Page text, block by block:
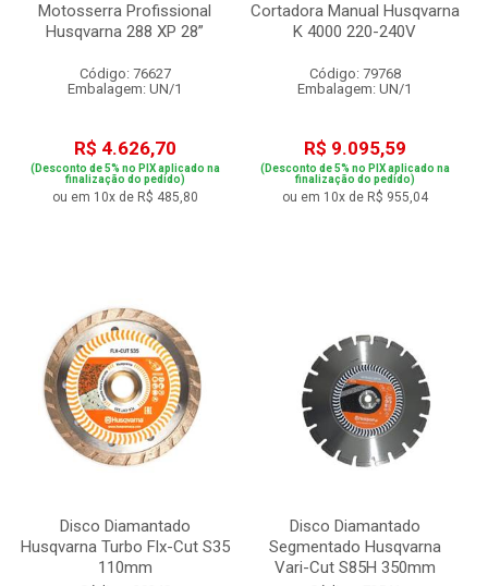
Motosserra Profissional
Husqvarna 288 XP 28”
Código: 76627
Embalagem: UN/1
R$ 4.626,70
(Desconto de 5% no PIX aplicado na
finalização do pedido)
ou em 10x de R$ 485,80
Cortadora Manual Husqvarna
K 4000 220-240V
Código: 79768
Embalagem: UN/1
R$ 9.095,59
(Desconto de 5% no PIX aplicado na
finalização do pedido)
ou em 10x de R$ 955,04
Disco Diamantado
Husqvarna Turbo Flx-Cut S35
110mm
Disco Diamantado
Segmentado Husqvarna
Vari-Cut S85H 350mm